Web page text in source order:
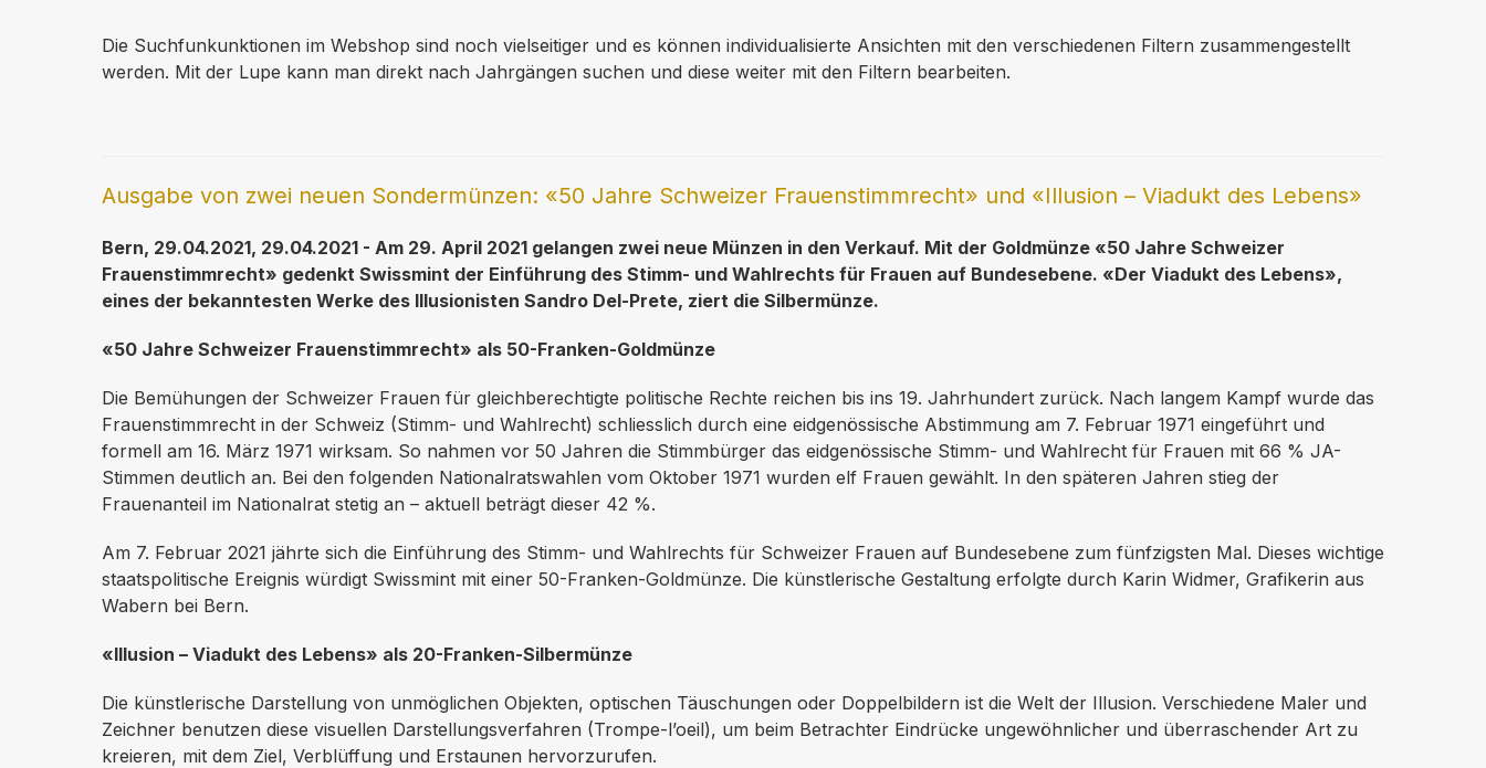
Die Suchfunkunktionen im Webshop sind noch vielseitiger und es können individualisierte Ansichten mit den verschiedenen Filtern zusammengestellt
werden. Mit der Lupe kann man direkt nach Jahrgängen suchen und diese weiter mit den Filtern bearbeiten.
Ausgabe von zwei neuen Sondermünzen: «50 Jahre Schweizer Frauenstimmrecht» und «Illusion – Viadukt des Lebens»
Bern, 29.04.2021, 29.04.2021 - Am 29. April 2021 gelangen zwei neue Münzen in den Verkauf. Mit der Goldmünze «50 Jahre Schweizer
Frauenstimmrecht» gedenkt Swissmint der Einführung des Stimm- und Wahlrechts für Frauen auf Bundesebene. «Der Viadukt des Lebens»,
eines der bekanntesten Werke des Illusionisten Sandro Del-Prete, ziert die Silbermünze.
«50 Jahre Schweizer Frauenstimmrecht» als 50-Franken-Goldmünze
Die Bemühungen der Schweizer Frauen für gleichberechtigte politische Rechte reichen bis ins 19. Jahrhundert zurück. Nach langem Kampf wurde das
Frauenstimmrecht in der Schweiz (Stimm- und Wahlrecht) schliesslich durch eine eidgenössische Abstimmung am 7. Februar 1971 eingeführt und
formell am 16. März 1971 wirksam. So nahmen vor 50 Jahren die Stimmbürger das eidgenössische Stimm- und Wahlrecht für Frauen mit 66 % JA-
Stimmen deutlich an. Bei den folgenden Nationalratswahlen vom Oktober 1971 wurden elf Frauen gewählt. In den späteren Jahren stieg der
Frauenanteil im Nationalrat stetig an – aktuell beträgt dieser 42 %.
Am 7. Februar 2021 jährte sich die Einführung des Stimm- und Wahlrechts für Schweizer Frauen auf Bundesebene zum fünfzigsten Mal. Dieses wichtige
staatspolitische Ereignis würdigt Swissmint mit einer 50-Franken-Goldmünze. Die künstlerische Gestaltung erfolgte durch Karin Widmer, Grafikerin aus
Wabern bei Bern.
«Illusion – Viadukt des Lebens» als 20-Franken-Silbermünze
Die künstlerische Darstellung von unmöglichen Objekten, optischen Täuschungen oder Doppelbildern ist die Welt der Illusion. Verschiedene Maler und
Zeichner benutzen diese visuellen Darstellungsverfahren (Trompe-l’oeil), um beim Betrachter Eindrücke ungewöhnlicher und überraschender Art zu
kreieren, mit dem Ziel, Verblüffung und Erstaunen hervorzurufen.